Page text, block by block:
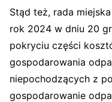
Stąd też, rada
rok 2024 w dniu 20
pokryciu części
gospodarowania
niepochodzących z
gospodarowanie